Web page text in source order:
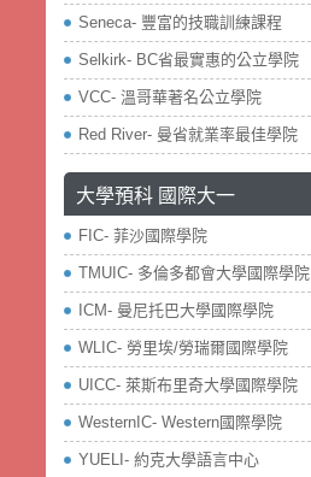
Seneca- 豐富的技職訓練課程
Selkirk- BC省最實惠的公立學院
VCC- 溫哥華著名公立學院
Red River- 曼省就業率最佳學院
大學預科 國際大一
FIC- 菲沙國際學院
TMUIC- 多倫多都會大學國際學院
ICM- 曼尼托巴大學國際學院
WLIC- 勞里埃/勞瑞爾國際學院
UICC- 萊斯布里奇大學國際學院
WesternIC- Western國際學院
YUELI- 約克大學語言中心